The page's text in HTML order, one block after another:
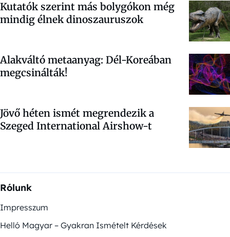
Kutatók szerint más bolygókon még
mindig élnek dinoszauruszok
Alakváltó metaanyag: Dél-Koreában
megcsinálták!
Jövő héten ismét megrendezik a
Szeged International Airshow-t
Rólunk
Impresszum
Helló Magyar – Gyakran Ismételt Kérdések